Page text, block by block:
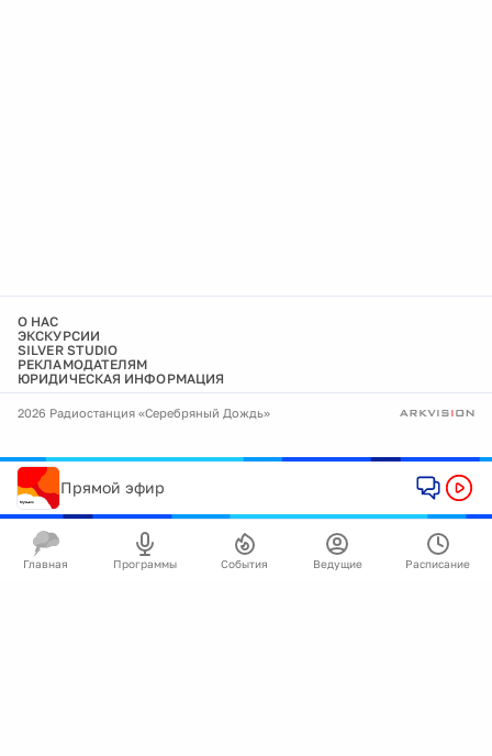
О НАС
ЭКСКУРСИИ
SILVER STUDIO
РЕКЛАМОДАТЕЛЯМ
ЮРИДИЧЕСКАЯ ИНФОРМАЦИЯ
2026 Радиостанция «Серебряный Дождь»
Прямой эфир
Главная Программы События Ведущие Расписание